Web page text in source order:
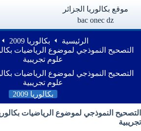
موقع بكالوريا الجزائر
bac onec dz
الرئيسية
بكالوريا 2009
علوم تجريبية
علوم تجريبية
بكالوريا 2009
تجريبية